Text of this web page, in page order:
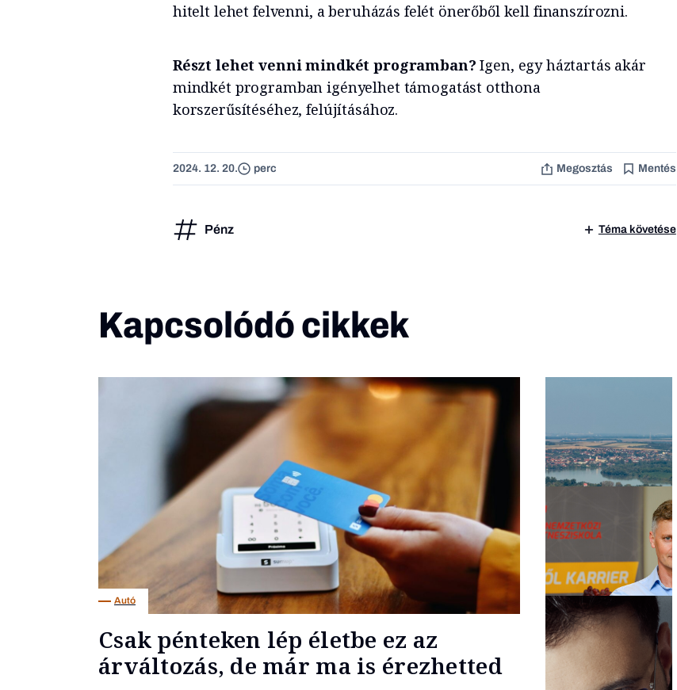
hitelt lehet felvenni, a beruházás felét önerőből kell finanszírozni.
Részt lehet venni mindkét programban? Igen, egy háztartás akár
mindkét programban igényelhet támogatást otthona
korszerűsítéséhez, felújításához.
2024. 12. 20. perc Megosztás Mentés
Pénz Téma követése
Kapcsolódó cikkek
Autó
Csak pénteken lép életbe ez az
árváltozás, de már ma is érezhetted